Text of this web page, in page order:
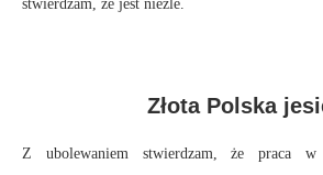
stwierdzam, że jest nieźle.
Złota Polska
Z ubolewaniem stwierdzam, że praca